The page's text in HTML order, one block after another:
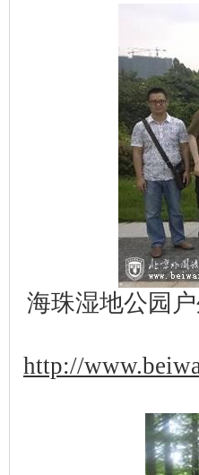
海珠湿地公园
http://